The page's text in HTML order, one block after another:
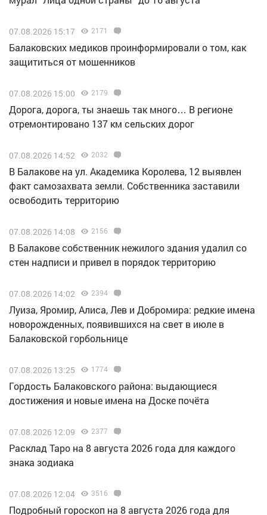
07.08.2026 15:17 2171
Балаковских медиков проинформировали о том, как
защититься от мошенников
07.08.2026 15:00 2179
Дорога, дорога, ты знаешь так много… В регионе
отремонтировано 137 км сельских дорог
07.08.2026 14:52 2032
В Балакове на ул. Академика Королева, 12 выявлен
факт самозахвата земли. Собственника заставили
освободить территорию
07.08.2026 14:08 2156
В Балакове собственник нежилого здания удалил со
стен надписи и привел в порядок территорию
07.08.2026 14:02 2394
Луиза, Яромир, Алиса, Лев и Добромира: редкие имена
новорожденных, появившихся на свет в июле в
Балаковской горбольнице
07.08.2026 13:25 1774
Гордость Балаковского района: выдающиеся
достижения и новые имена на Доске почёта
07.08.2026 12:09 2377
Расклад Таро на 8 августа 2026 года для каждого
знака зодиака
07.08.2026 12:04 3516
Подробный гороскоп на 8 августа 2026 года для